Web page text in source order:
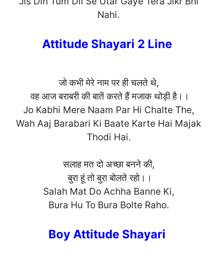
Nahi.
Attitude Shayari 2 Line
जो कभी मेरे नाम पर ही चलते थे,
वह आज बराबरी की बातें करते हैं मजाक थोड़ी है।।
Jo Kabhi Mere Naam Par Hi Chalte The,
Wah Aaj Barabari Ki Baate Karte Hai Majak
Thodi Hai.
सलाह मत दो अच्छा बनने की,
बुरा हूं तो बुरा बोलते रहो।।
Salah Mat Do Achha Banne Ki,
Bura Hu To Bura Bolte Raho.
Boy Attitude Shayari